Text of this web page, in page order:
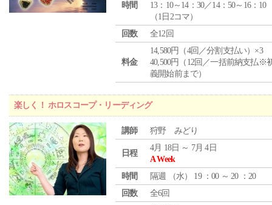
時間
13：10～14：30／14：50～16：10
（1日2コマ）
回数
全12回
料金
14,580円（4回／分割支払い）×3
40,500円（12回／一括前納支払※
義開始前まで）
楽しく！ ホロスコープ・リーディング
講師 狩野 みどり
日程
4月 18日 ～ 7月 4日
A Week
時間
隔週 （水） 19 ：00 ～ 20 ：20
回数
全6回